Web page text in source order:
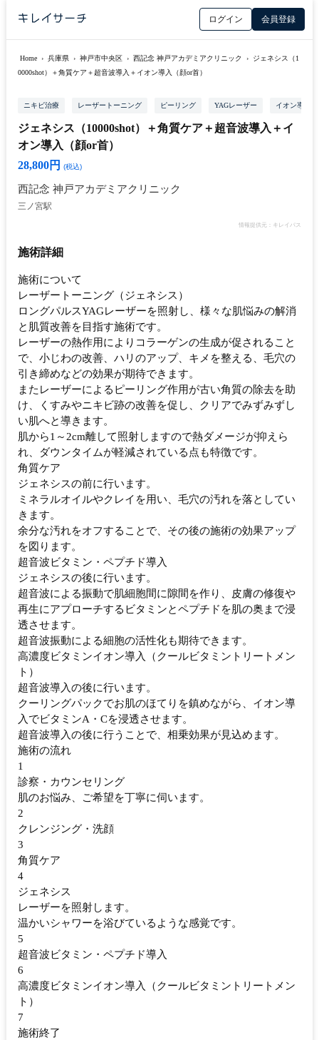
ログイン 会員登録
Home › 兵庫県 › 神戸市中央区 › 西記念 神戸アカデミアクリニック ›
ジェネシス（1
0000shot）＋角質ケア＋超音波導入＋イオン導入（顔or首）
ニキビ治療 レーザートーニング ピーリング YAGレーザー イオン導入
ジェネシス（10000shot）＋角質ケア＋超音波導入＋イ
オン導入（顔or首）
28,800円
(税込)
西記念 神戸アカデミアクリニック
三ノ宮駅
情報提供元：キレイパス
施術詳細
施術について
レーザートーニング（ジェネシス）
ロングパルスYAGレーザーを照射し、様々な肌悩みの解消
と肌質改善を目指す施術です。
レーザーの熱作用によりコラーゲンの生成が促されること
で、小じわの改善、ハリのアップ、キメを整える、毛穴の
引き締めなどの効果が期待できます。
またレーザーによるピーリング作用が古い角質の除去を助
け、くすみやニキビ跡の改善を促し、クリアでみずみずし
い肌へと導きます。
肌から1～2cm離して照射しますので熱ダメージが抑えら
れ、ダウンタイムが軽減されている点も特徴です。
角質ケア
ジェネシスの前に行います。
ミネラルオイルやクレイを用い、毛穴の汚れを落としてい
きます。
余分な汚れをオフすることで、その後の施術の効果アップ
を図ります。
超音波ビタミン・ペプチド導入
ジェネシスの後に行います。
超音波による振動で肌細胞間に隙間を作り、皮膚の修復や
再生にアプローチするビタミンとペプチドを肌の奥まで浸
透させます。
超音波振動による細胞の活性化も期待できます。
高濃度ビタミンイオン導入（クールビタミントリートメン
ト）
超音波導入の後に行います。
クーリングパックでお肌のほてりを鎮めながら、イオン導
入でビタミンA・Cを浸透させます。
超音波導入の後に行うことで、相乗効果が見込めます。
施術の流れ
1
診察・カウンセリング
肌のお悩み、ご希望を丁寧に伺います。
2
クレンジング・洗顔
3
角質ケア
4
ジェネシス
レーザーを照射します。
温かいシャワーを浴びているような感覚です。
5
超音波ビタミン・ペプチド導入
6
高濃度ビタミンイオン導入（クールビタミントリートメン
ト）
7
施術終了